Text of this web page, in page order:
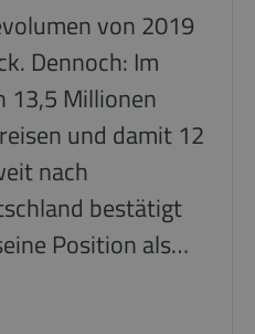
von 2019
Dennoch: Im
13,5 Millionen
und damit 12
nach
bestätigt
Position als…